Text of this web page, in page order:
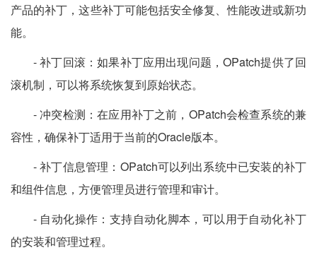
产品的补丁，这些补丁可能包括安全修复、性能改进或新功
能。
- 补丁回滚：如果补丁应用出现问题，OPatch提供了回
滚机制，可以将系统恢复到原始状态。
- 冲突检测：在应用补丁之前，OPatch会检查系统的兼
容性，确保补丁适用于当前的Oracle版本。
- 补丁信息管理：OPatch可以列出系统中已安装的补丁
和组件信息，方便管理员进行管理和审计。
- 自动化操作：支持自动化脚本，可以用于自动化补丁
的安装和管理过程。